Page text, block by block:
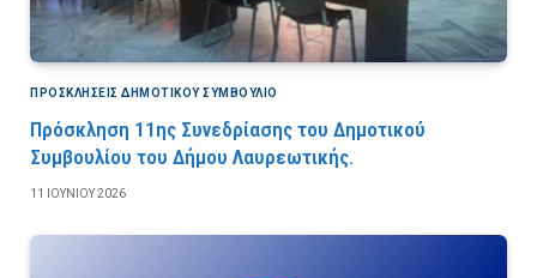
ΠΡΟΣΚΛΉΣΕΙΣ ΔΗΜΟΤΙΚΟΎ ΣΥΜΒΟΎΛΙΟ
Πρόσκληση 11ης Συνεδρίασης του Δημοτικού
Συμβουλίου του Δήμου Λαυρεωτικής.
11 ΙΟΥΝΊΟΥ 2026